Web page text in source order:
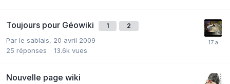
Toujours pour Géowiki 1 2
Par le sablais, 20 avril 2009
25 réponses 13.6k vues
Nouvelle page wiki